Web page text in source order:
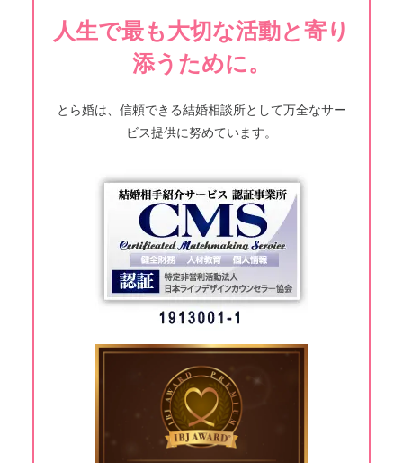
人生で最も大切な活動と寄り
添うために。
とら婚は、信頼できる結婚相談所として万全なサー
ビス提供に努めています。